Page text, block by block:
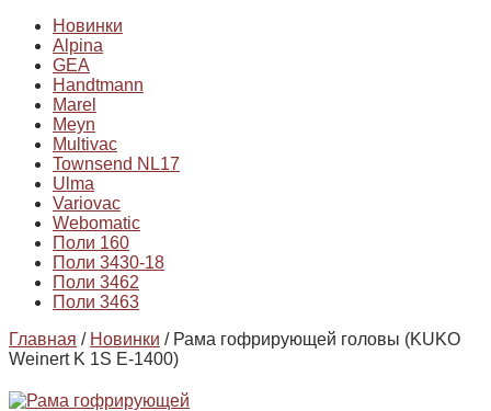
Новинки
Alpina
GEA
Handtmann
Marel
Meyn
Multivac
Townsend NL17
Ulma
Variovac
Webomatic
Поли 160
Поли 3430-18
Поли 3462
Поли 3463
Главная / Новинки / Рама гофрирующей головы (KUKO
Weinert K 1S E-1400)